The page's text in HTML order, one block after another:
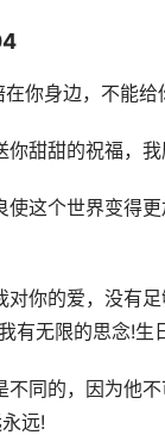
你身边，不能
甜甜的祝福，
使这个世界变得
你的爱，没有
有无限的思念!生
不同的，因为他
远!